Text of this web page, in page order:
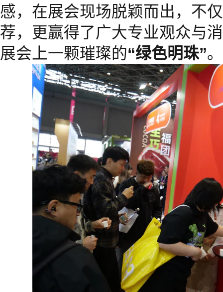
感，在展会现场脱颖而出，不
荐，更赢得了广大专业观众与
展会上一颗璀璨的“绿色明珠”。